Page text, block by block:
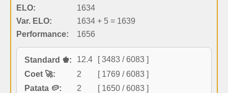
ELO:
1634
Var. ELO:
1634 + 5 = 1639
Performance:
1656
Standard ♚: 12.4
[ 3483 / 6083 ]
Coet 🚀:
2
[ 1769 / 6083 ]
Patata 🥔:
2
[ 1650 / 6083 ]